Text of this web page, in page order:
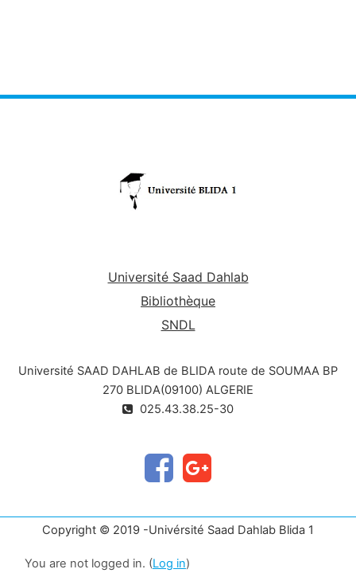
Université Saad Dahlab
Bibliothèque
SNDL
Université SAAD DAHLAB de BLIDA route de SOUMAA BP
270 BLIDA(09100) ALGERIE
025.43.38.25-30
Copyright © 2019 -Univérsité Saad Dahlab Blida 1
You are not logged in. (Log in)